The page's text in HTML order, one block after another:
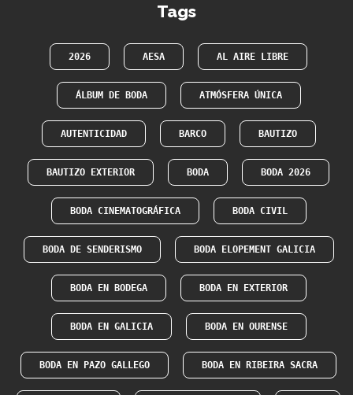
Tags
2026 AESA AL AIRE LIBRE
ÁLBUM DE BODA ATMÓSFERA ÚNICA
AUTENTICIDAD BARCO BAUTIZO
BAUTIZO EXTERIOR BODA BODA 2026
BODA CINEMATOGRÁFICA BODA CIVIL
BODA DE SENDERISMO BODA ELOPEMENT GALICIA
BODA EN BODEGA BODA EN EXTERIOR
BODA EN GALICIA BODA EN OURENSE
BODA EN PAZO GALLEGO BODA EN RIBEIRA SACRA